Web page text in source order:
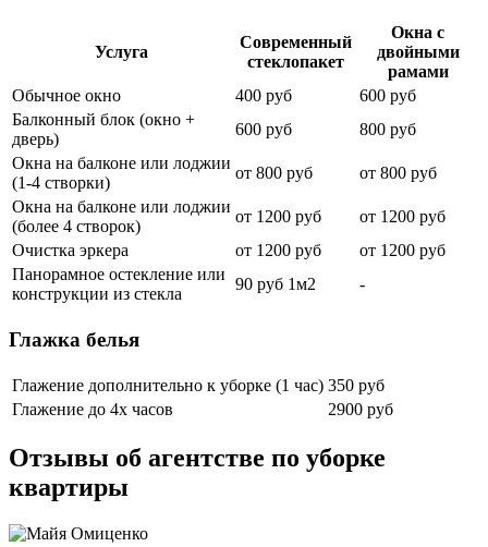
Услуга
Современный
стеклопакет
Окна с
двойными
рамами
Обычное окно
400 руб
600 руб
Балконный блок (окно +
дверь)
600 руб
800 руб
Окна на балконе или лоджии
(1-4 створки)
от 800 руб
от 800 руб
Окна на балконе или лоджии
(более 4 створок)
от 1200 руб
от 1200 руб
Очистка эркера
от 1200 руб
от 1200 руб
Панорамное остекление или
конструкции из стекла
90 руб 1м2 -
Глажка белья
Глажение дополнительно к уборке (1 час) 350 руб
Глажение до 4х часов
2900 руб
Отзывы об агентстве по уборке
квартиры